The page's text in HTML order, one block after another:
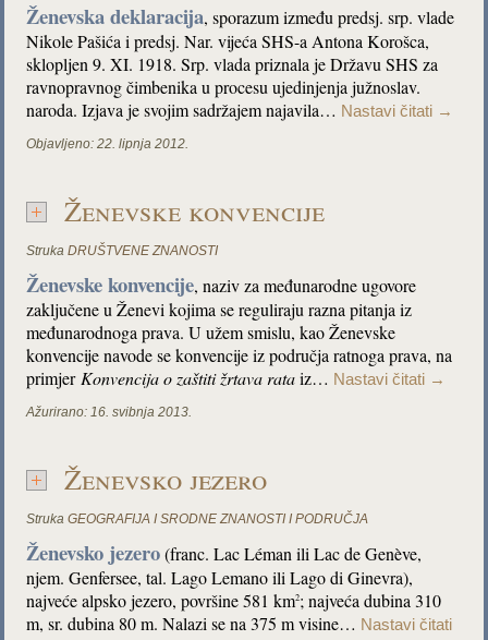
Ženevska deklaracija, sporazum između predsj. srp. vlade
Nikole Pašića i predsj. Nar. vijeća SHS-a Antona Korošca,
sklopljen 9. XI. 1918. Srp. vlada priznala je Državu SHS za
ravnopravnog čimbenika u procesu ujedinjenja južnoslav.
naroda. Izjava je svojim sadržajem najavila… Nastavi čitati →
Objavljeno: 22. lipnja 2012.
Ženevske konvencije
Struka DRUŠTVENE ZNANOSTI
Ženevske konvencije, naziv za međunarodne ugovore
zaključene u Ženevi kojima se reguliraju razna pitanja iz
međunarodnoga prava. U užem smislu, kao Ženevske
konvencije navode se konvencije iz područja ratnoga prava, na
primjerKonvencija o zaštiti žrtava rataiz… Nastavi čitati →
Ažurirano: 16. svibnja 2013.
Ženevsko jezero
Struka GEOGRAFIJA I SRODNE ZNANOSTI I PODRUČJA
Ženevsko jezero(franc. Lac Léman ili Lac de Genève,
njem. Genfersee, tal. Lago Lemano ili Lago di Ginevra),
najveće alpsko jezero, površine 581 km2; najveća dubina 310
m, sr. dubina 80 m. Nalazi se na 375 m visine… Nastavi čitati